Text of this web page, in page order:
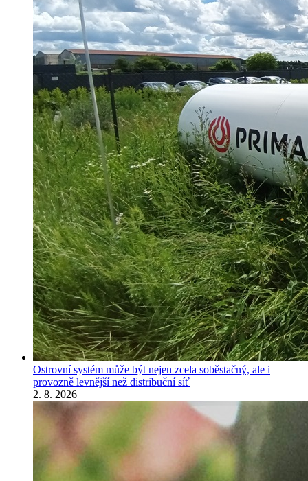
Ostrovní systém může být nejen zcela soběstačný, ale i
provozně levnější než distribuční síť
2. 8. 2026